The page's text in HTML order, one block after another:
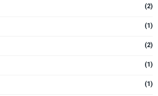
(2)
(1)
(2)
(1)
(1)